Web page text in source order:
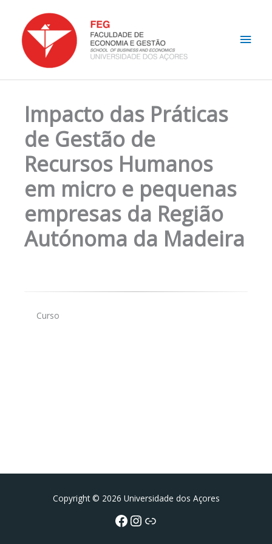
content
Impacto das Práticas
de Gestão de
Recursos Humanos
em micro e pequenas
empresas da Região
Autónoma da Madeira
Curso
Copyright © 2026 Universidade dos Açores
Facebook
Instagram da FCTPortal da UAc